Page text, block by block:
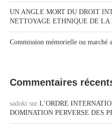
UN ANGLE MORT DU DROIT
NETTOYAGE ETHNIQUE DE LA
Commission mémorielle ou marché
Commentaires
sadoki sur L’ORDRE
DOMINATION PERVERSE DES